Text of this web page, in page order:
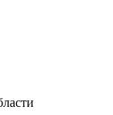
области